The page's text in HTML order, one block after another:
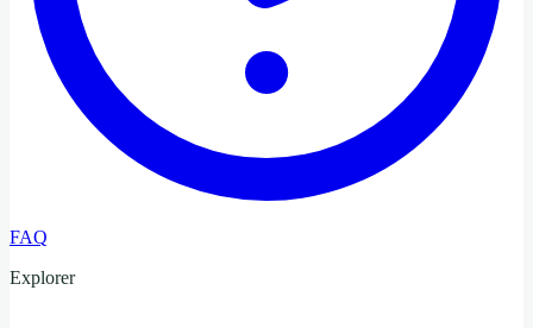
FAQ
Explorer